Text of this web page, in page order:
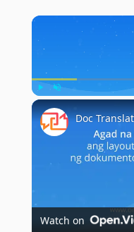
Play Unmute
Watch on